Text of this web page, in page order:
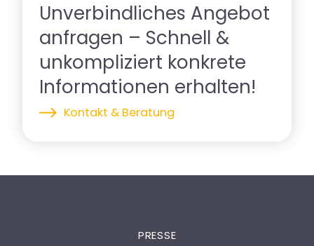
Unverbindliches Angebot
anfragen – Schnell &
unkompliziert konkrete
Informationen erhalten!
Kontakt & Beratung
PRESSE